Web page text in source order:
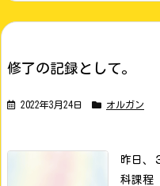
修了の記録として。
2022年3月24日 オルガン
昨日、
科課程